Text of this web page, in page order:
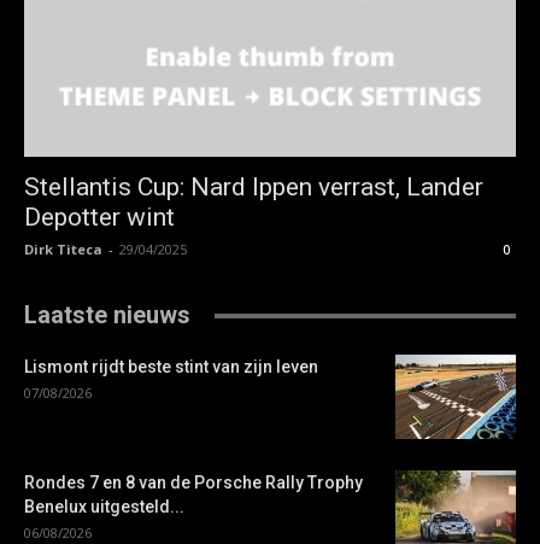
Stellantis Cup: Nard Ippen verrast, Lander
Depotter wint
Dirk Titeca - 29/04/2025 0
Laatste nieuws
Lismont rijdt beste stint van zijn leven
07/08/2026
Rondes 7 en 8 van de Porsche Rally Trophy
Benelux uitgesteld...
06/08/2026